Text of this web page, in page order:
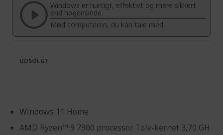
images
gallery
the
images
gallery
Windows er hurtigt, effektivt og mere sikkert
end nogensinde.
Mød computeren, du kan tale med.
Windows 11 Home
AMD Ryzen™ 9 7900 processor Tolv-kernet 3,70 GH
UDSOLGT